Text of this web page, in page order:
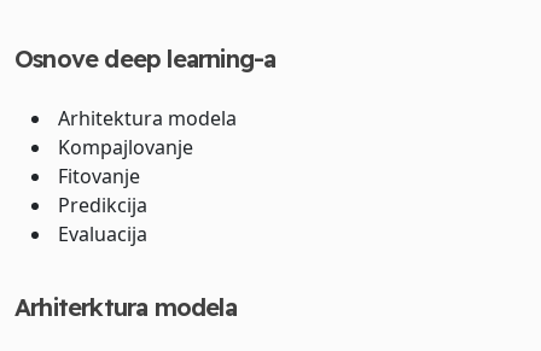
Osnove deep learning-a
Arhitektura modela
Kompajlovanje
Fitovanje
Predikcija
Evaluacija
Arhiterktura modela